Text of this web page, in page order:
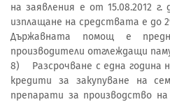
на заявления е от 15.08.2012 г.
изплащане на средствата е до
Държавната помощ е
производители отглеждащи
8) Разсрочване с една година
кредити за закупуване на
препарати за производство